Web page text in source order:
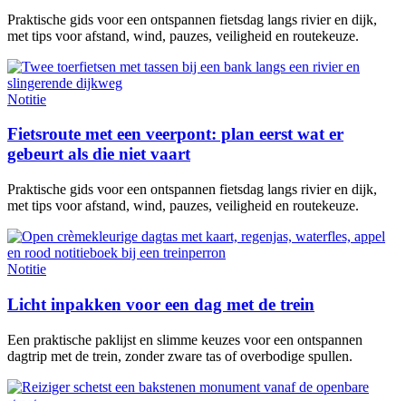
Praktische gids voor een ontspannen fietsdag langs rivier en dijk,
met tips voor afstand, wind, pauzes, veiligheid en routekeuze.
Notitie
Fietsroute met een veerpont: plan eerst wat er
gebeurt als die niet vaart
Praktische gids voor een ontspannen fietsdag langs rivier en dijk,
met tips voor afstand, wind, pauzes, veiligheid en routekeuze.
Notitie
Licht inpakken voor een dag met de trein
Een praktische paklijst en slimme keuzes voor een ontspannen
dagtrip met de trein, zonder zware tas of overbodige spullen.